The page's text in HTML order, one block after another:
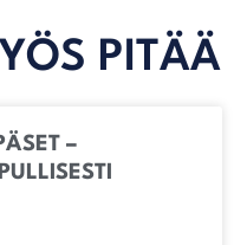
PITÄÄ
–